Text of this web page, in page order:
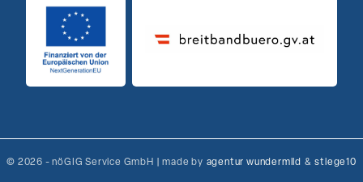
Finanziert von der Europäischen UnionBreitbandbuero Logo
© 2026 - nöGIG Service GmbH | made by agentur wundermild & stiege10